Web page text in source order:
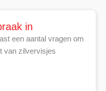
in
een aantal vragen om
van zilvervisjes